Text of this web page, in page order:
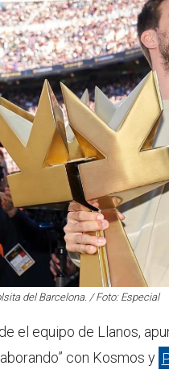
del Barcelona. / Foto: Especial
el equipo de Llanos,
con Kosmos y